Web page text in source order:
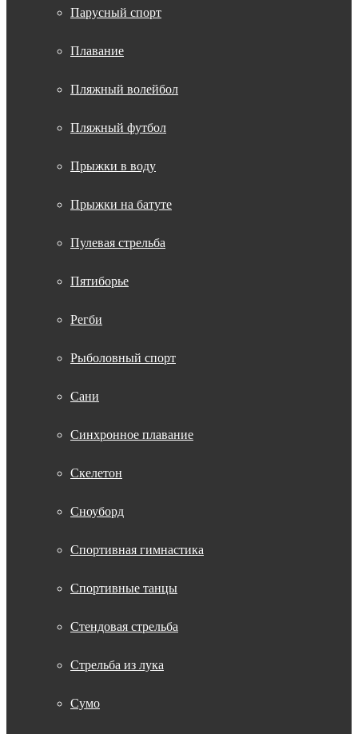
Парусный спорт
Плавание
Пляжный волейбол
Пляжный футбол
Прыжки в воду
Прыжки на батуте
Пулевая стрельба
Пятиборье
Регби
Рыболовный спорт
Сани
Синхронное плавание
Скелетон
Сноуборд
Спортивная гимнастика
Спортивные танцы
Стендовая стрельба
Стрельба из лука
Сумо